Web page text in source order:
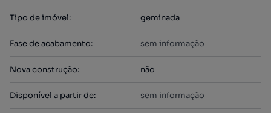
Tipo de imóvel: geminada
Fase de acabamento: sem informação
Nova construção: não
Disponível a partir de: sem informação